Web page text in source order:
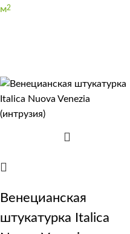
м2
Венецианская
штукатурка Italica